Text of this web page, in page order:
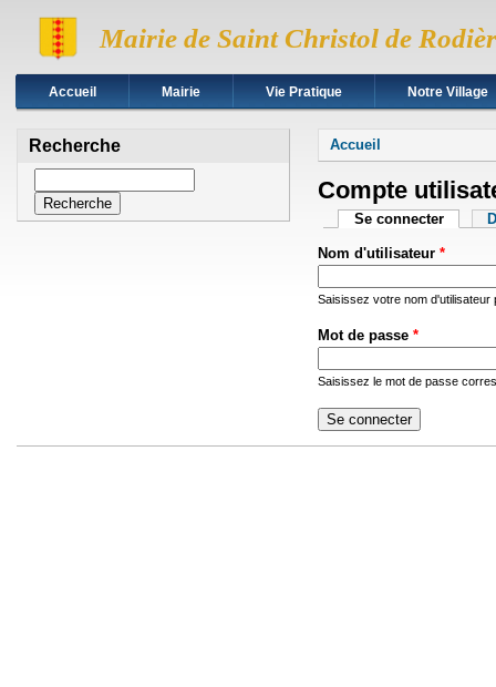
Mairie de Saint Christol de
Accueil Mairie Vie Pratique Notre Village
Recherche Vous êtes ici
Accueil
Compte
Onglets
Se connecter(onglet
Nom d'utilisateur *
Saisissez votre nom d'utilisateur
Mot de passe *
Saisissez le mot de passe